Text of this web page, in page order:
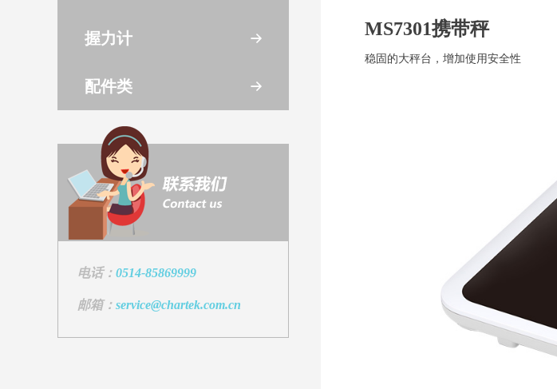
握力计
配件类
电话： 0514-85869999
邮箱： service@chartek.com.cn
MS7301携带秤
稳固的大秤台，增加使用安全性